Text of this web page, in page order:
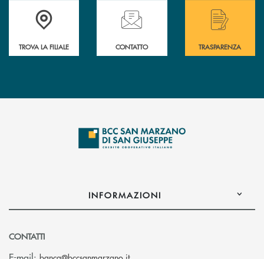
Accedi all' elenco completo delle filiali di Bcc San Marzano.
TROVA LA FILIALE
Hai bisogno di assistenza immediata?
CONTATTO
Hai bisogno di
TRASPARENZA
INFORMAZIONI
CONTATTI